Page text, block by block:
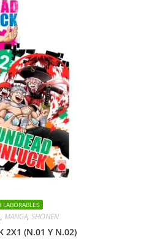
, MANGA, SHONEN
2X1 (N.01 Y N.02)